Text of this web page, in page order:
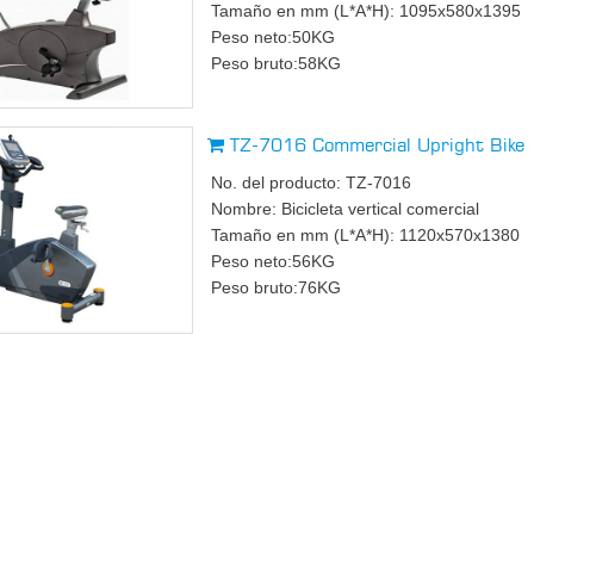
Tamaño en mm (L*A*H): 1095x580x1395
Peso neto:50KG
Peso bruto:58KG
TZ-7016 Commercial Upright Bike
No. del producto: TZ-7016
Nombre: Bicicleta vertical comercial
Tamaño en mm (L*A*H): 1120x570x1380
Peso neto:56KG
Peso bruto:76KG